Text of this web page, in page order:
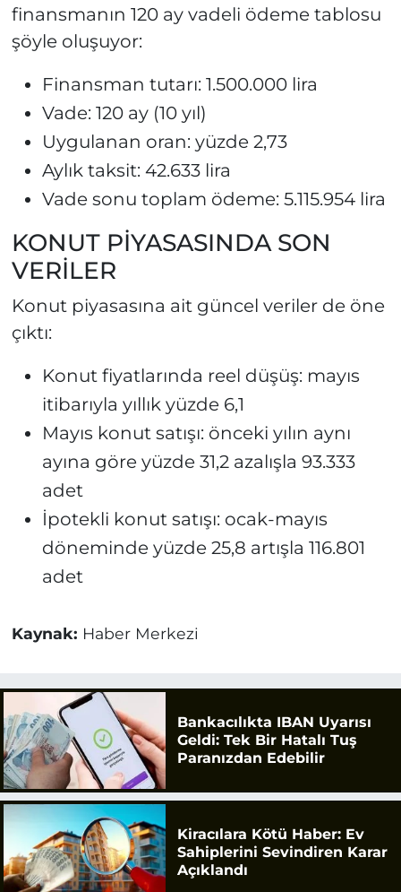
finansmanın 120 ay vadeli ödeme tablosu
şöyle oluşuyor:
Finansman tutarı: 1.500.000 lira
Vade: 120 ay (10 yıl)
Uygulanan oran: yüzde 2,73
Aylık taksit: 42.633 lira
Vade sonu toplam ödeme: 5.115.954 lira
KONUT PİYASASINDA SON
VERİLER
Konut piyasasına ait güncel veriler de öne
çıktı:
Konut fiyatlarında reel düşüş: mayıs
itibarıyla yıllık yüzde 6,1
Mayıs konut satışı: önceki yılın aynı
ayına göre yüzde 31,2 azalışla 93.333
adet
İpotekli konut satışı: ocak-mayıs
döneminde yüzde 25,8 artışla 116.801
adet
Kaynak: Haber Merkezi
Bankacılıkta IBAN Uyarısı
Geldi: Tek Bir Hatalı Tuş
Paranızdan Edebilir
Kiracılara Kötü Haber: Ev
Sahiplerini Sevindiren Karar
Açıklandı